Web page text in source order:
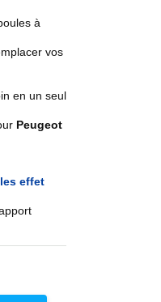
à
vos
en un seul
Peugeot
effet